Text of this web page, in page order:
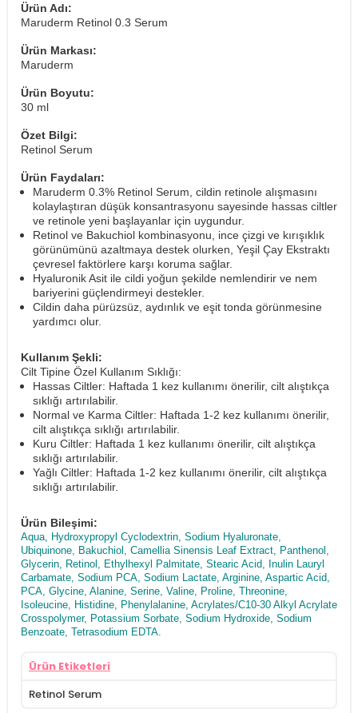
Ürün Adı:
Maruderm Retinol 0.3 Serum
Ürün Markası:
Maruderm
Ürün Boyutu:
30 ml
Özet Bilgi:
Retinol Serum
Ürün Faydaları:
Maruderm 0.3% Retinol Serum, cildin retinole alışmasını
kolaylaştıran düşük konsantrasyonu sayesinde hassas ciltler
ve retinole yeni başlayanlar için uygundur.
Retinol ve Bakuchiol kombinasyonu, ince çizgi ve kırışıklık
görünümünü azaltmaya destek olurken, Yeşil Çay Ekstraktı
çevresel faktörlere karşı koruma sağlar.
Hyaluronik Asit ile cildi yoğun şekilde nemlendirir ve nem
bariyerini güçlendirmeyi destekler.
Cildin daha pürüzsüz, aydınlık ve eşit tonda görünmesine
yardımcı olur.
Kullanım Şekli:
Cilt Tipine Özel Kullanım Sıklığı:
Hassas Ciltler: Haftada 1 kez kullanımı önerilir, cilt alıştıkça
sıklığı artırılabilir.
Normal ve Karma Ciltler: Haftada 1-2 kez kullanımı önerilir,
cilt alıştıkça sıklığı artırılabilir.
Kuru Ciltler: Haftada 1 kez kullanımı önerilir, cilt alıştıkça
sıklığı artırılabilir.
Yağlı Ciltler: Haftada 1-2 kez kullanımı önerilir, cilt alıştıkça
sıklığı artırılabilir.
Ürün Bileşimi:
Aqua, Hydroxypropyl Cyclodextrin, Sodium Hyaluronate,
Ubiquinone, Bakuchiol, Camellia Sinensis Leaf Extract, Panthenol,
Glycerin, Retinol, Ethylhexyl Palmitate, Stearic Acid, Inulin Lauryl
Carbamate, Sodium PCA, Sodium Lactate, Arginine, Aspartic Acid,
PCA, Glycine, Alanine, Serine, Valine, Proline, Threonine,
Isoleucine, Histidine, Phenylalanine, Acrylates/C10-30 Alkyl Acrylate
Crosspolymer, Potassium Sorbate, Sodium Hydroxide, Sodium
Benzoate, Tetrasodium EDTA.
Ürün Etiketleri
Retinol Serum